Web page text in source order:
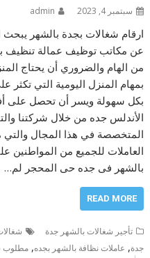
سبتمبر 4, 2023 admin
ارقام شغالات بجدة بالشهر يبحث
عن مكاتب توظيف عمالة تنظيف
من الهام والضروري أن يحتاج
بمهام المنزل اليومية التي تكثر
بكل سهولة ويسر أن تحصل على
الأندلس جده من خلال شركتنا
المتخصصة في هذا المجال والتي
العاملات للجميع من المواطنين
بالشهر فى جده حى المحجر لم…
READ MORE
تأجير شغالات بالشهر جدة شغالات
جدة, عاملات نظافة بالشهر بجده,مطلوب